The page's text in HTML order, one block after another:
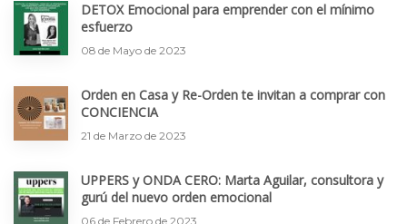
DETOX Emocional para emprender con el mínimo
esfuerzo
08 de Mayo de 2023
Orden en Casa y Re-Orden te invitan a comprar con
CONCIENCIA
21 de Marzo de 2023
UPPERS y ONDA CERO: Marta Aguilar, consultora y
gurú del nuevo orden emocional
06 de Febrero de 2023